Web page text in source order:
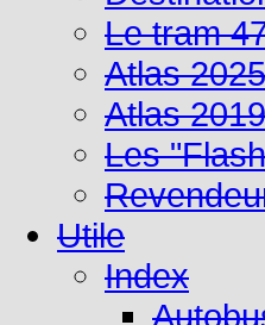
Le tram
Atlas 2025
Atlas 2019
Les
Utile
Index